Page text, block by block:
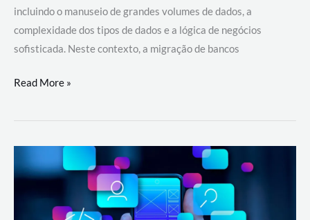
incluindo o manuseio de grandes volumes de dados, a
complexidade dos tipos de dados e a lógica de negócios
sofisticada. Neste contexto, a migração de bancos
Por
migrar
de
Read More »